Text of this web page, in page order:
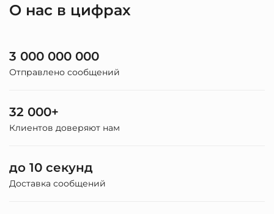
О нас в цифрах
3 000 000 000
Отправлено сообщений
32 000+
Клиентов доверяют нам
до 10 секунд
Доставка сообщений